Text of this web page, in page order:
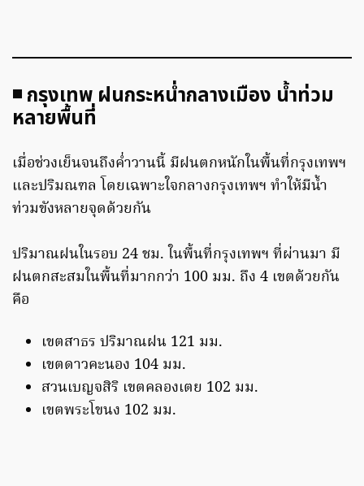
◾️ กรุงเทพ ฝนกระหน่ำกลางเมือง น้ำท่วม
หลายพื้นที่
เมื่อช่วงเย็นจนถึงค่ำวานนี้ มีฝนตกหนักในพื้นที่กรุงเทพฯ
และปริมณฑล โดยเฉพาะใจกลางกรุงเทพฯ ทำให้มีน้ำ
ท่วมขังหลายจุดด้วยกัน
ปริมาณฝนในรอบ 24 ชม. ในพื้นที่กรุงเทพฯ ที่ผ่านมา มี
ฝนตกสะสมในพื้นที่มากกว่า 100 มม. ถึง 4 เขตด้วยกัน
คือ
เขตสาธร ปริมาณฝน 121 มม.
เขตดาวคะนอง 104 มม.
สวนเบญจสิริ เขตคลองเตย 102 มม.
เขตพระโขนง 102 มม.